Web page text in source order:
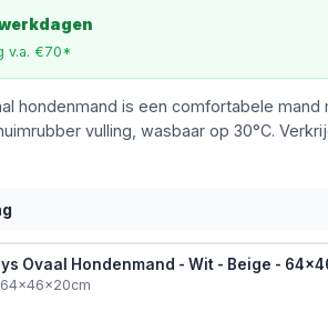
v.a. €70*
hondenmand is een comfortabele mand
vulling, wasbaar op 30°C.
Ovaal Hondenmand - Wit - Beige -